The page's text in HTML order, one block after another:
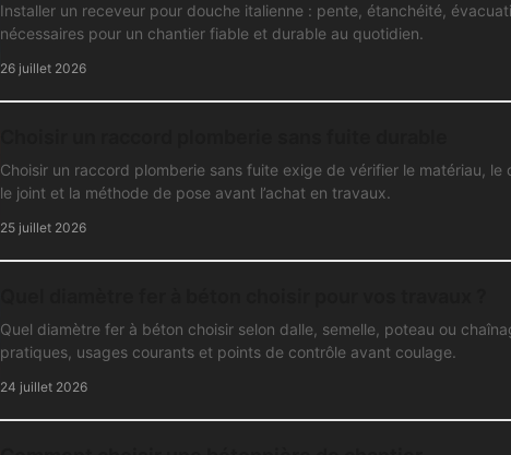
Installer un receveur pour douche italienne : pente, étanchéité,
nécessaires pour un chantier fiable et durable au quotidien.
26 juillet 2026
Choisir un raccord plomberie sans fuite exige de vérifier le matériau, le
le joint et la méthode de pose avant l’achat en travaux.
25 juillet 2026
Quel diamètre fer à béton choisir selon dalle, semelle, poteau ou
pratiques, usages courants et points de contrôle avant coulage.
24 juillet 2026